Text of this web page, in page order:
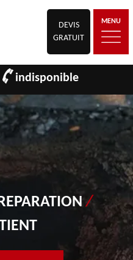
DEVIS
GRATUIT
MENU
indisponible
/